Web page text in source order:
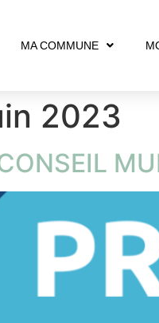
MA COMMUNE
2023